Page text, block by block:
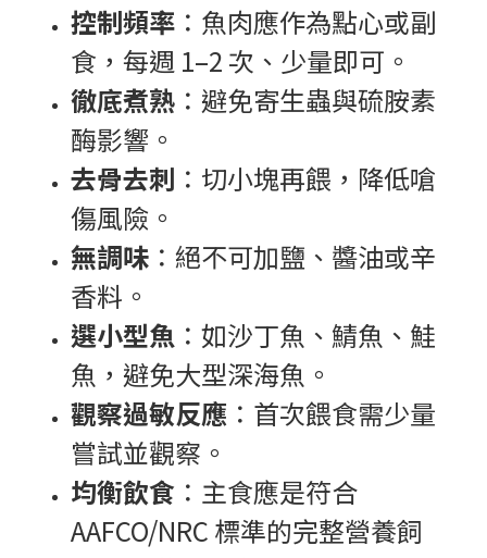
控制頻率 ：魚肉應作為點心或副
食，每週 1–2 次、少量即可。
徹底煮熟 ：避免寄生蟲與硫胺素
酶影響。
去骨去刺 ：切小塊再餵，降低嗆
傷風險。
無調味 ：絕不可加鹽、醬油或辛
香料。
選小型魚 ：如沙丁魚、鯖魚、鮭
魚，避免大型深海魚。
觀察過敏反應 ：首次餵食需少量
嘗試並觀察。
均衡飲食 ：主食應是符合
AAFCO/NRC 標準的完整營養飼